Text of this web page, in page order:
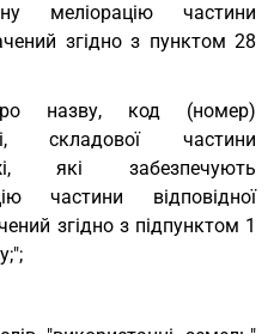
меліорацію частини
згідно з пунктом 28
назву, код (номер)
складової частини
які забезпечують
частини відповідної
згідно з підпунктом 1